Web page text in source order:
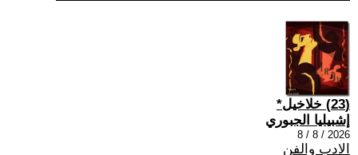
(23) خلاخيل*
إشبيليا الجبوري
2026 / 8 / 8
الادب والفن